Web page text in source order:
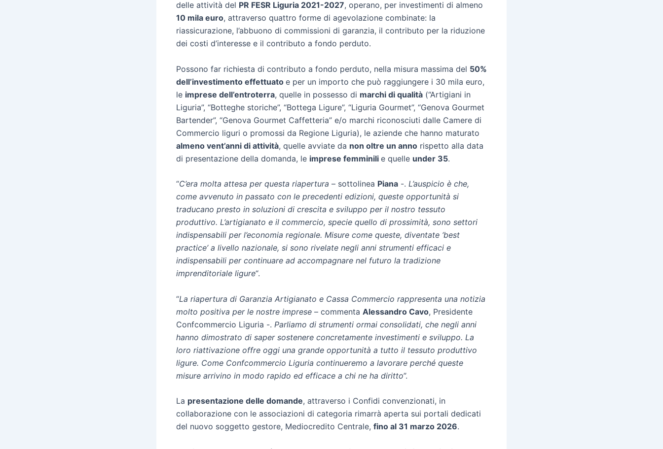
delle attività del PR FESR Liguria 2021-2027, operano, per investimenti di almeno
10 mila euro, attraverso quattro forme di agevolazione combinate: la
riassicurazione, l’abbuono di commissioni di garanzia, il contributo per la riduzione
dei costi d’interesse e il contributo a fondo perduto.
Possono far richiesta di contributo a fondo perduto, nella misura massima del 50%
dell’investimento effettuato e per un importo che può raggiungere i 30 mila euro,
le imprese dell’entroterra, quelle in possesso di marchi di qualità (“Artigiani in
Liguria”, “Botteghe storiche”, “Bottega Ligure”, “Liguria Gourmet”, “Genova Gourmet
Bartender”, “Genova Gourmet Caffetteria” e/o marchi riconosciuti dalle Camere di
Commercio liguri o promossi da Regione Liguria), le aziende che hanno maturato
almeno vent’anni di attività, quelle avviate da non oltre un anno rispetto alla data
di presentazione della domanda, le imprese femminili e quelle under 35.
“C’era molta attesa per questa riapertura – sottolinea Piana -. L’auspicio è che,
come avvenuto in passato con le precedenti edizioni, queste opportunità si
traducano presto in soluzioni di crescita e sviluppo per il nostro tessuto
produttivo. L’artigianato e il commercio, specie quello di prossimità, sono settori
indispensabili per l’economia regionale. Misure come queste, diventate ‘best
practice’ a livello nazionale, si sono rivelate negli anni strumenti efficaci e
indispensabili per continuare ad accompagnare nel futuro la tradizione
imprenditoriale ligure“.
“La riapertura di Garanzia Artigianato e Cassa Commercio rappresenta una notizia
molto positiva per le nostre imprese – commenta Alessandro Cavo, Presidente
Confcommercio Liguria -. Parliamo di strumenti ormai consolidati, che negli anni
hanno dimostrato di saper sostenere concretamente investimenti e sviluppo. La
loro riattivazione offre oggi una grande opportunità a tutto il tessuto produttivo
ligure. Come Confcommercio Liguria continueremo a lavorare perché queste
misure arrivino in modo rapido ed efficace a chi ne ha diritto”.
La presentazione delle domande, attraverso i Confidi convenzionati, in
collaborazione con le associazioni di categoria rimarrà aperta sui portali dedicati
del nuovo soggetto gestore, Mediocredito Centrale, fino al 31 marzo 2026.